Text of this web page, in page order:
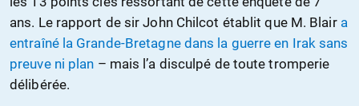
ans. Le rapport de sir John Chilcot établit que M. Blair a
entraîné la Grande-Bretagne dans la guerre en Irak sans
preuve ni plan – mais l’a disculpé de toute tromperie
délibérée.